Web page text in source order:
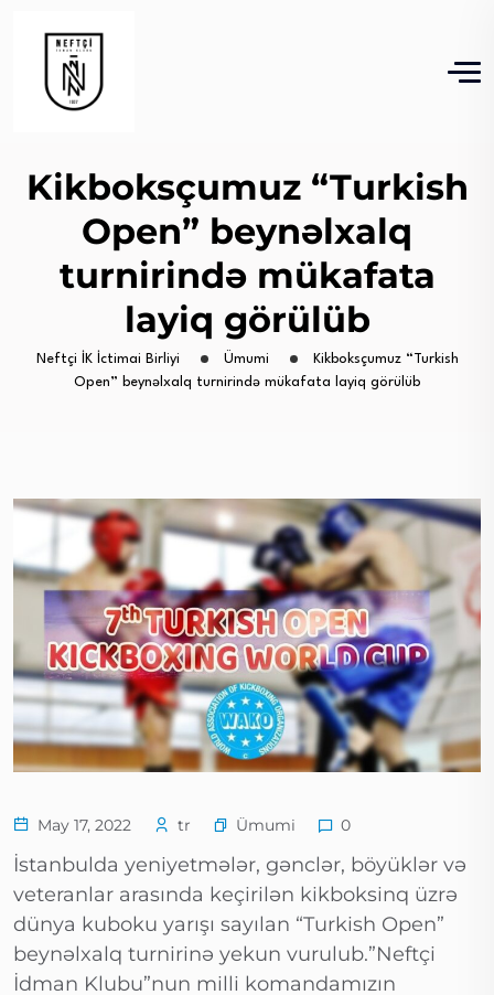
Kikboksçumuz “Turkish
Open” beynəlxalq
turnirində mükafata
layiq görülüb
Neftçi İK İctimai Birliyi Ümumi
Kikboksçumuz “Turkish
Open” beynəlxalq turnirində mükafata layiq görülüb
May 17, 2022 tr Ümumi 0
İstanbulda yeniyetmələr, gənclər, böyüklər və
veteranlar arasında keçirilən kikboksinq üzrə
dünya kuboku yarışı sayılan “Turkish Open”
beynəlxalq turnirinə yekun vurulub.”Neftçi
İdman Klubu”nun milli komandamızın